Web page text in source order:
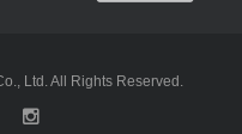
Ltd. All Rights Reserved.